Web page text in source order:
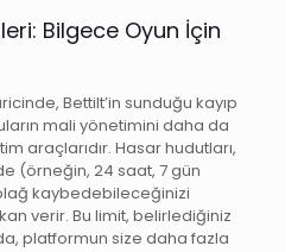
Bilgece Oyun İçin
Bettilt’in sunduğu kayıp
mali yönetimini daha da
araçlarıdır. Hasar hudutları,
(örneğin, 24 saat, 7 gün
kaybedebileceğinizi
verir. Bu limit, belirlediğiniz
platformun size daha fazla